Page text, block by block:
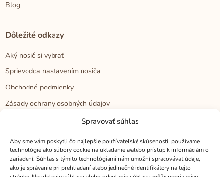
Spravovať súhlas
Aby sme vám poskytli čo najlepšie používateľské skúsenosti, používame
technológie ako súbory cookie na ukladanie a/alebo prístup k informáciám o
zariadení. Súhlas s týmito technológiami nám umožní spracovávať údaje,
ako je správanie pri prehliadaní alebo jedinečné identifikátory na tejto
Blog
Dôležité odkazy
Aký nosič si vybrať
Sprievodca nastavením nosiča
Obchodné podmienky
Zásady ochrany osobných údajov
Kontakt